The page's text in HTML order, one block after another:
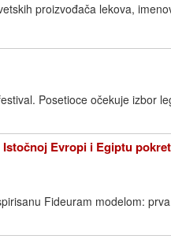
proizvođača lekova,
Posetioce očekuje izbor
Evropi i Egiptu
Fideuram modelom: